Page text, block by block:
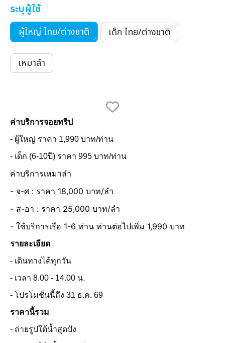
ระบุผู้ใช้
ผู้ใหญ่ ไทย/ต่างชาติ เด็ก ไทย/ต่างชาติ
เหมาลำ
ค่าบริการจอยทริป
- ผู้ใหญ่ ราคา 1,990 บาท/ท่าน
- เด็ก (6-10ปี) ราคา 995 บาท/ท่าน
ค่าบริการเหมาลำ
- จ-ศ : ราคา 18,000 บาท/ลำ
- ส-อา : ราคา 25,000 บาท/ลำ
- ใช้บริการเรือ 1-6 ท่าน ท่านต่อไปเพิ่ม 1,990 บาท
รายละเอียด
- เดินทางได้ทุกวัน
- เวลา 8.00 - 14.00 น.
- โปรโมชั่นนี้ถึง 31 ธ.ค. 69
ราคานี้รวม
- ถ่ายรูปใต้น้ำสุดปัง